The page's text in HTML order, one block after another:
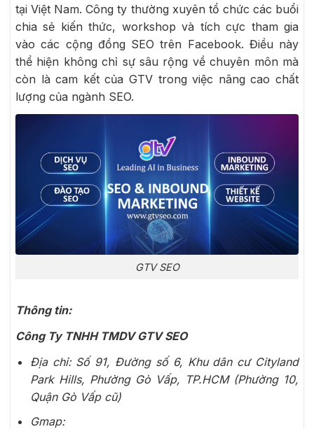
tại Việt Nam. Công ty thường xuyên tổ chức các buổi
chia sẻ kiến thức, workshop và tích cực tham gia
vào các cộng đồng SEO trên Facebook. Điều này
thể hiện không chỉ sự sâu rộng về chuyên môn mà
còn là cam kết của GTV trong việc nâng cao chất
lượng của ngành SEO.
GTV SEO
Thông tin:
Công Ty TNHH TMDV GTV SEO
Địa chỉ: Số 91, Đường số 6, Khu dân cư Cityland
Park Hills, Phường Gò Vấp, TP.HCM (Phường 10,
Quận Gò Vấp cũ)
Gmap: